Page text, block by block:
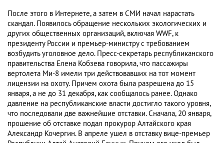
После этого в Интернете, а затем в СМИ начал нарастать
скандал. Появилось обращение нескольких экологических и
других общественных организаций, включая WWF, к
президенту России и премьер-министру с требованием
возбудить уголовное дело. Пресс-секретарь республиканского
правительства Елена Кобзева говорила, что пассажиры
вертолета Ми-8 имели три действовавших на тот момент
лицензии на охоту. Причем охота была разрешена до 15
января, а не до 31 декабря, как сообщалось ранее. Однако
давление на республиканские власти достигло такого уровня,
что последовали две важнейшие отставки. Сначала, 20 января,
прошение об отставке подал прокурор Алтайского края
Александр Кочергин. В апреле ушел в отставку вице-премьер